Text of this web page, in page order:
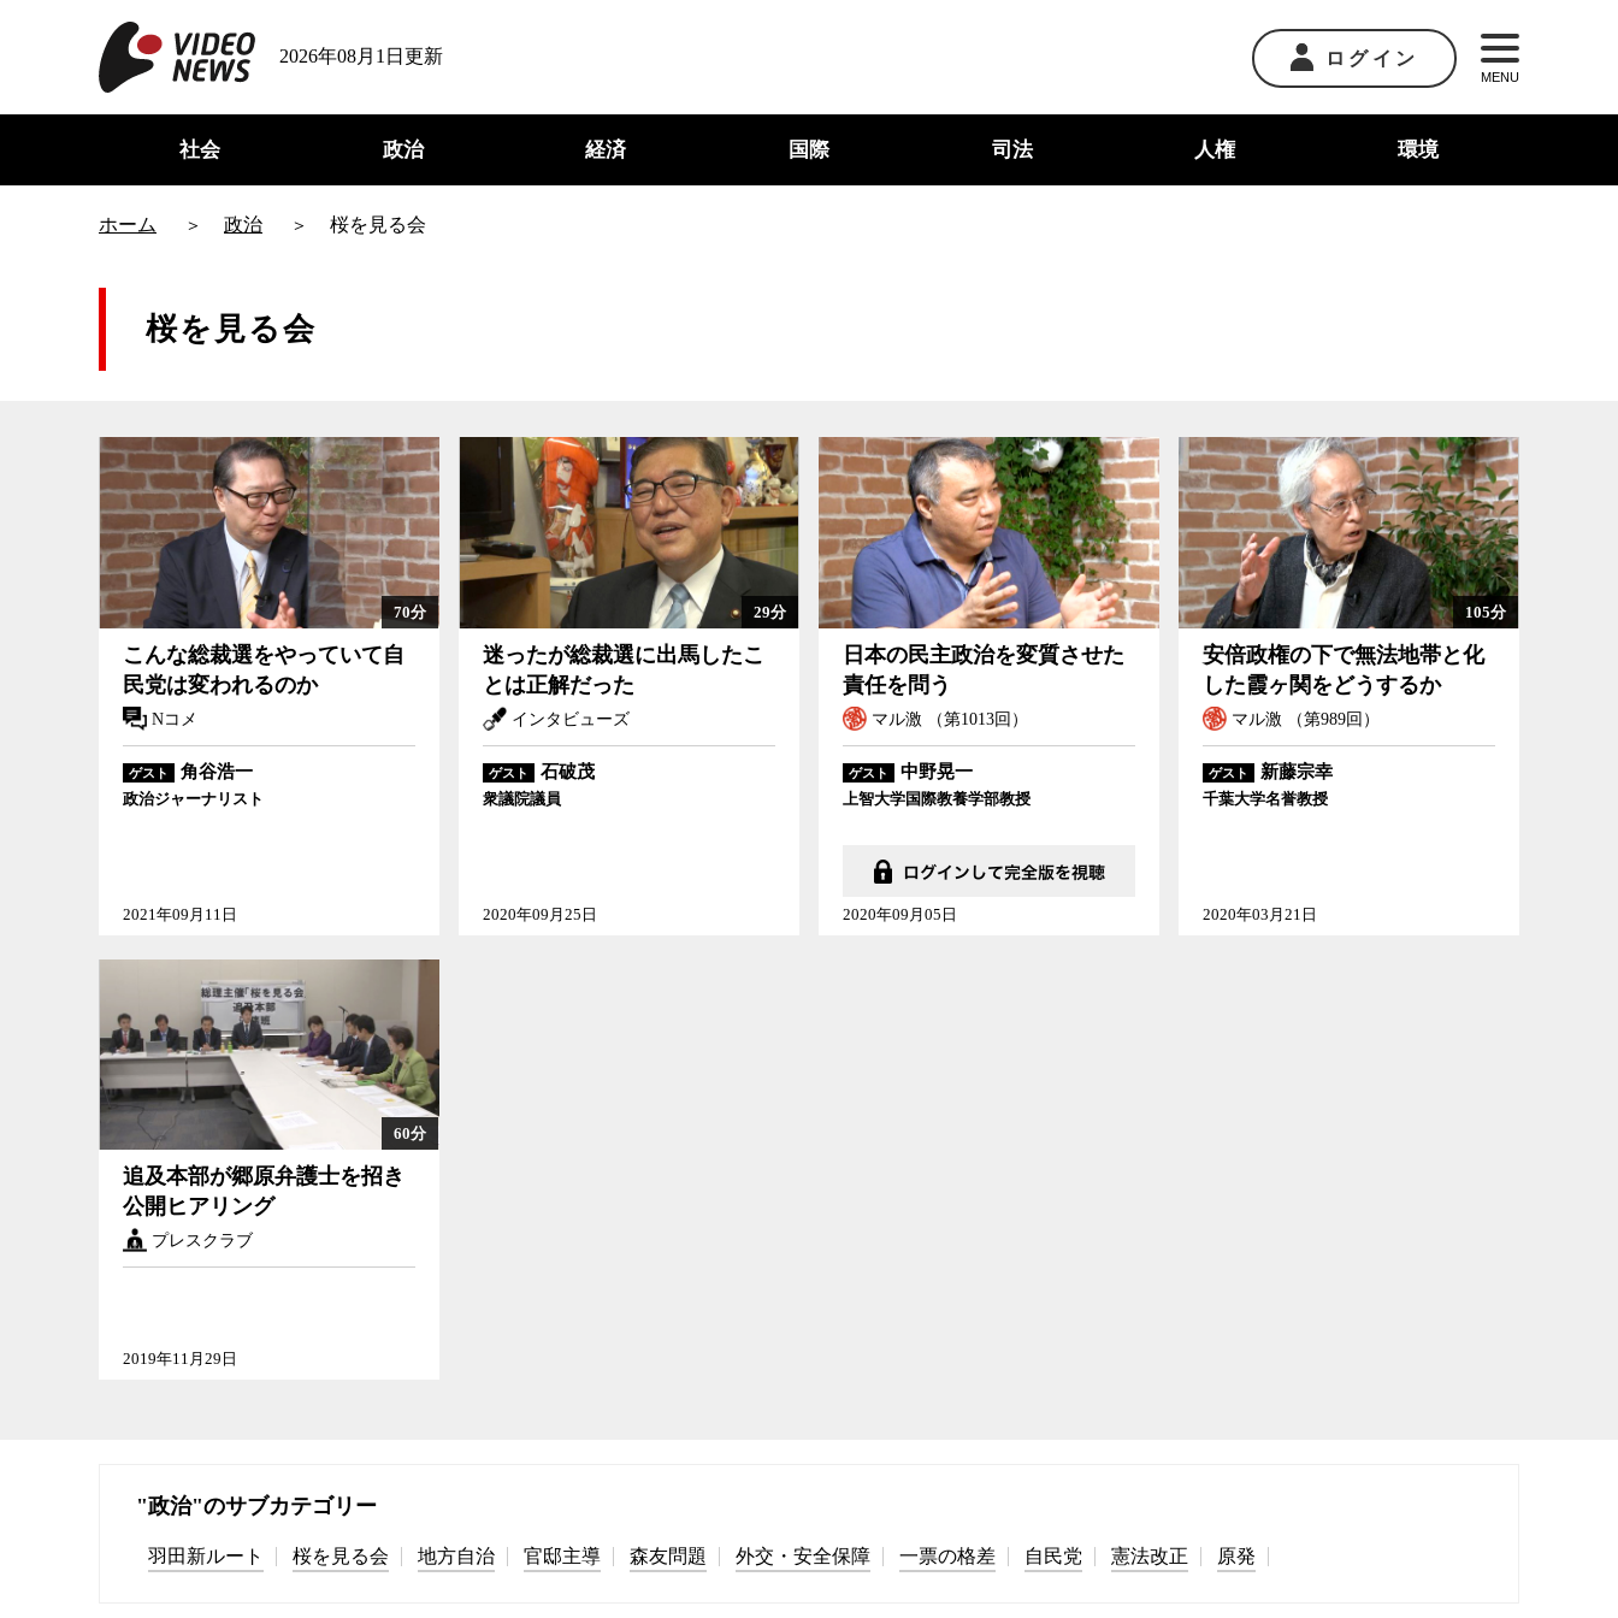
2026年08月1日更新 ログイン
MENU
社会 政治 経済 国際 司法 人権 環境
ホーム 政治 桜を見る会
桜を見る会
70分
こんな総裁選をやっていて自
民党は変われるのか
Nコメ
ゲスト 角谷浩一
政治ジャーナリスト
2021年09月11日
29分
迷ったが総裁選に出馬したこ
とは正解だった
インタビューズ
ゲスト 石破茂
衆議院議員
2020年09月25日
日本の民主政治を変質させた
責任を問う
マル激 （第1013回）
ゲスト 中野晃一
上智大学国際教養学部教授
2020年09月05日
105分
安倍政権の下で無法地帯と化
した霞ヶ関をどうするか
マル激 （第989回）
ゲスト 新藤宗幸
千葉大学名誉教授
2020年03月21日
60分
追及本部が郷原弁護士を招き
公開ヒアリング
プレスクラブ
2019年11月29日
"政治"のサブカテゴリー
羽田新ルート 桜を見る会 地方自治 官邸主導 森友問題 外交・安全保障 一票の格差 自民党 憲法改正 原発